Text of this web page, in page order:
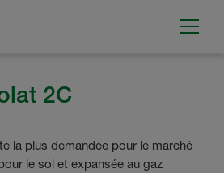
2C
la plus demandée pour le marché
le sol et expansée au gaz